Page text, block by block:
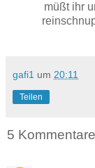
müßt ihr
gafi1 um 20:11
Teilen
5